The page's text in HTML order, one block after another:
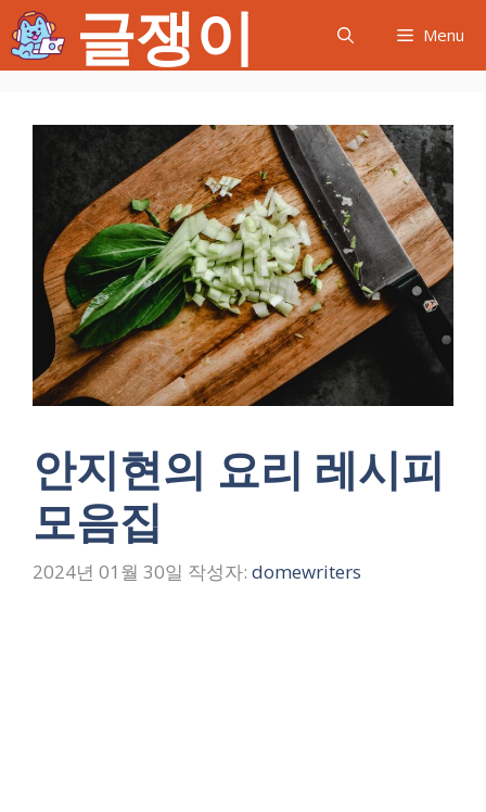
텐
츠
글쟁이 Menu
안지현의 요리 레시피
모음집
2024년 01월 30일 작성자: domewriters